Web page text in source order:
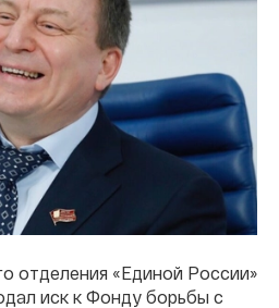
отделения «Единой России»
иск к Фонду борьбы с